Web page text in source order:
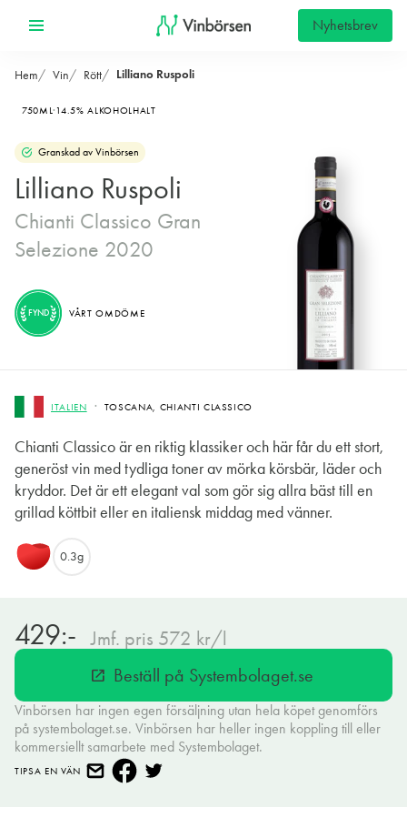
Nyhetsbrev
Hem Vin Rött Lilliano Ruspoli
750ML 14.5% ALKOHOLHALT
Granskad av Vinbörsen
Lilliano Ruspoli
Chianti Classico Gran
Selezione 2020
ITALIEN TOSCANA, CHIANTI CLASSICO
Chianti Classico är en riktig klassiker och här får du ett stort,
generöst vin med tydliga toner av mörka körsbär, läder och
kryddor. Det är ett elegant val som gör sig allra bäst till en
grillad köttbit eller en italiensk middag med vänner.
FYND VÅRT OMDÖME
0.3g
429:- Jmf. pris 572 kr/l
open_in_new Beställ på Systembolaget.se
Vinbörsen har ingen egen försäljning utan hela köpet genomförs
på systembolaget.se. Vinbörsen har heller ingen koppling till eller
kommersiellt samarbete med Systembolaget.
TIPSA EN VÄN